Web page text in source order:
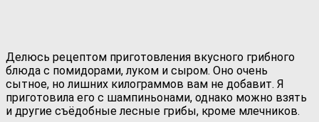
Делюсь рецептом приготовления вкусного грибного
блюда с помидорами, луком и сыром. Оно очень
сытное, но лишних килограммов вам не добавит. Я
приготовила его с шампиньонами, однако можно взять
и другие съёдобные лесные грибы, кроме млечников.